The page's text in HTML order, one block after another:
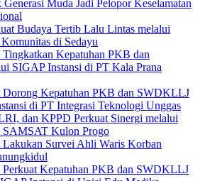
Generasi Muda Jadi Pelopor Keselamatan
Budaya Tertib Lalu Lintas melalui
di Sedayu
Tingkatkan Kepatuhan PKB dan
SIGAP Instansi di PT Kala Prana
Dorong Kepatuhan PKB dan SWDKLLJ
di PT Integrasi Teknologi Unggas
dan KPPD Perkuat Sinergi melalui
SAMSAT Kulon Progo
Lakukan Survei Ahli Waris Korban
Perkuat Kepatuhan PKB dan SWDKLLJ